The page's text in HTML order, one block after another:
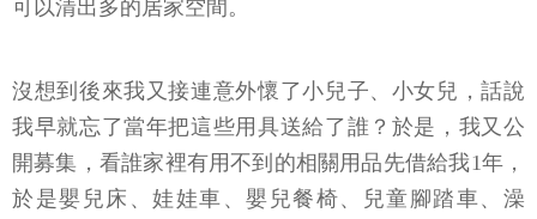
可以清出多的居家空間。
沒想到後來我又接連意外懷了小兒子、小女兒，話說
我早就忘了當年把這些用具送給了誰？於是，我又公
開募集，看誰家裡有用不到的相關用品先借給我1年，
於是嬰兒床、娃娃車、嬰兒餐椅、兒童腳踏車、澡